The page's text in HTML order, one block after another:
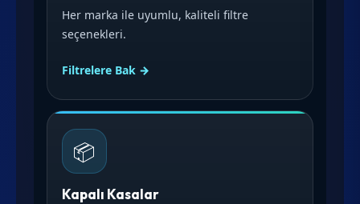
Her marka ile uyumlu, kaliteli filtre
seçenekleri.
Filtrelere Bak →
📦
Kapalı Kasalar